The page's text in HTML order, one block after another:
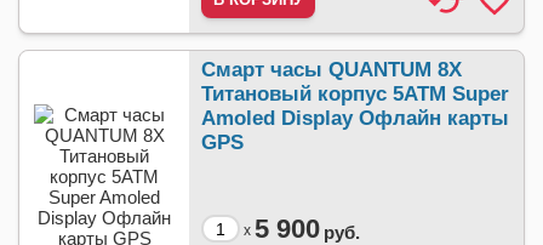
Смарт часы QUANTUM 8X
Титановый корпус 5АТМ Super
Amoled Display Офлайн карты
GPS
x 5 900 руб.